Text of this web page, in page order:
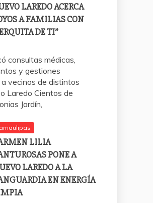
LAREDO ACERCA
A FAMILIAS CON
DE TI”
consultas médicas,
y gestiones
vecinos de distintos
Laredo Cientos de
Jardín,
LILIA
PONE A
LAREDO A LA
EN ENERGÍA